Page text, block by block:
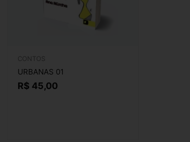
CONTOS
URBANAS 01
R$ 45,00